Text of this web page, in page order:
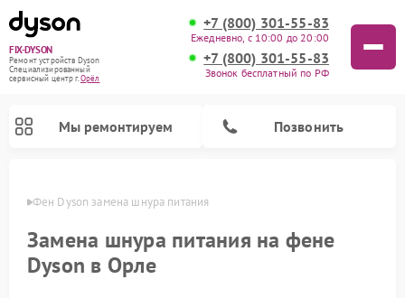
FIX-DYSON
Ремонт устройств Dyson
Специализированный
cервисный центр г.Орёл
+7 (800) 301-55-83
Ежедневно, с 10:00 до 20:00
+7 (800) 301-55-83
Звонок бесплатный по РФ
Мы ремонтируем Позвонить
Фен Dyson замена шнура питания
Замена шнура питания на фене
Dyson в Орле